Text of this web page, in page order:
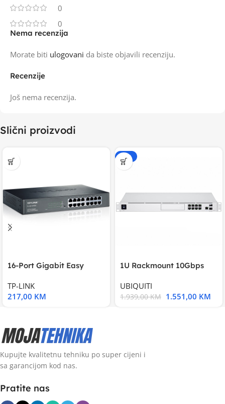
0
0
Recenzije
Još nema recenzija.
Nema recenzija
Morate biti ulogovani da biste objavili recenziju.
Slični proizvodi
16-Port Gigabit Easy
TP-LINK
217,00 KM
-20%
1U Rackmount 10Gbps
UBIQUITI
1.939,00KM 1.551,00 KM
Kupujte kvalitetnu tehniku po super cijeni i
sa garancijom kod nas.
Pratite nas